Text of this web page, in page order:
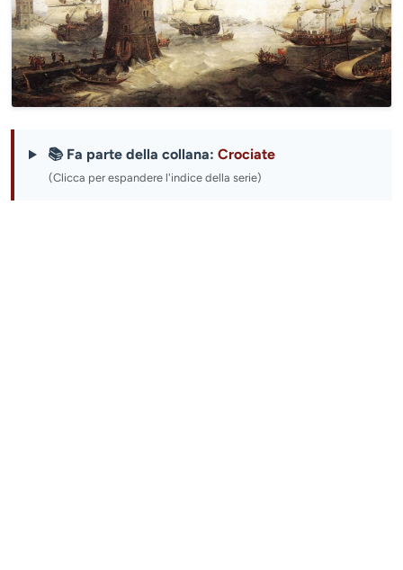
📚 Fa parte della collana: Crociate
(Clicca per espandere l'indice della serie)